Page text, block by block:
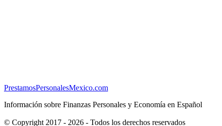
PrestamosPersonalesMexico.com
Información sobre Finanzas Personales y Economía en Español
© Copyright 2017 - 2026 - Todos los derechos reservados